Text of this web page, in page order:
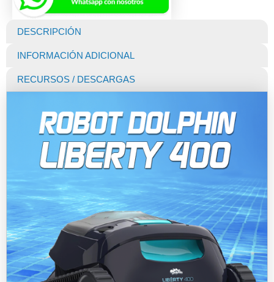
DESCRIPCIÓN
INFORMACIÓN ADICIONAL
RECURSOS / DESCARGAS